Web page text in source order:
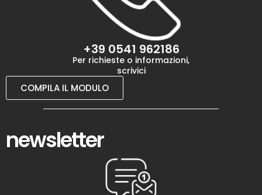
+39 0541 962186
Per richieste o informazioni,
scrivici
COMPILA IL MODULO
newsletter